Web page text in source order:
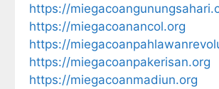
https://
https://miegacoanancol.org
https://
https://miegacoanpakerisan.org
https://miegacoanmadiun.org